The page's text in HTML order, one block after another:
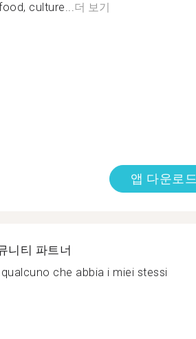
culture...더 보기
앱 다운로드
니티 파트너
che abbia i miei stessi